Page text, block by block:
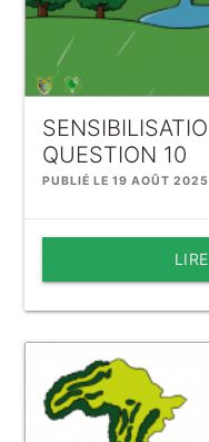
QUESTION 10
PUBLIÉ LE 19 AOÛT 2025